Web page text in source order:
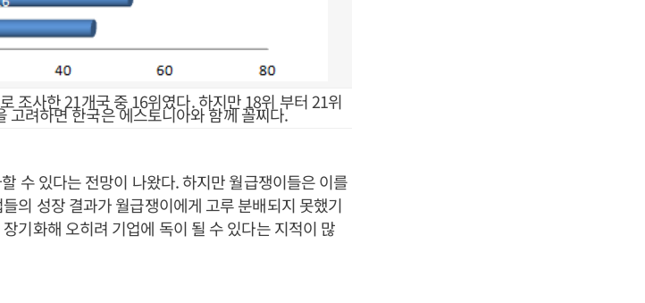
조사한 21개국 중 16위였다. 하지만 18위 부터 21위
고려하면 한국은 에스토니아와 함께 꼴찌다.
수 있다는 전망이 나왔다. 하지만 월급쟁이들은 이를
의 성장 결과가 월급쟁이에게 고루 분배되지 못했기
기화해 오히려 기업에 독이 될 수 있다는 지적이 많